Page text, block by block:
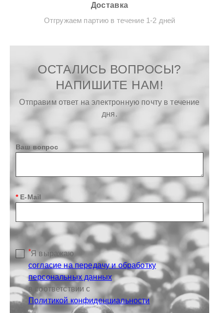
Доставка
Отгружаем партию в течение 1-2 дней
ОСТАЛИСЬ ВОПРОСЫ?
НАПИШИТЕ НАМ!
Отправим ответ на электронную почту в течение
дня.
Ваш вопрос
* E-Mail
*Я выражаю
согласие на передачу и обработку
персональных данных
в соответствии с
Политикой конфиденциальности